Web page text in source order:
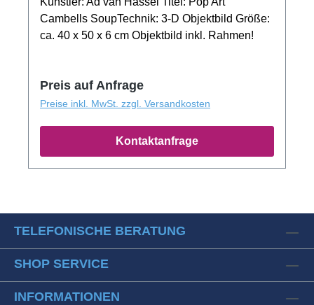
Cambells SoupTechnik: 3-D Objektbild Größe:
ca. 40 x 50 x 6 cm Objektbild inkl. Rahmen!
Preis auf Anfrage
Preise inkl. MwSt. zzgl. Versandkosten
Kontaktanfrage
TELEFONISCHE BERATUNG
SHOP SERVICE
INFORMATIONEN